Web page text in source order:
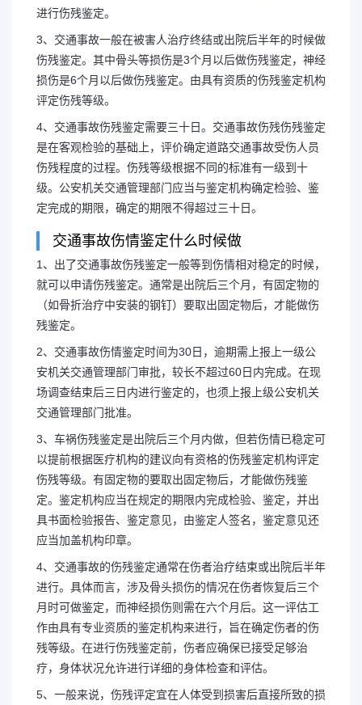
进行伤残鉴定。
3、交通事故一般在被害人治疗终结或出院后半年的时候做
伤残鉴定。其中骨头等损伤是3个月以后做伤残鉴定，神经
损伤是6个月以后做伤残鉴定。由具有资质的伤残鉴定机构
评定伤残等级。
4、交通事故伤残鉴定需要三十日。交通事故伤残伤残鉴定
是在客观检验的基础上，评价确定道路交通事故受伤人员
伤残程度的过程。伤残等级根据不同的标准有一级到十
级。公安机关交通管理部门应当与鉴定机构确定检验、鉴
定完成的期限，确定的期限不得超过三十日。
交通事故伤情鉴定什么时候做
1、出了交通事故伤残鉴定一般等到伤情相对稳定的时候，
就可以申请伤残鉴定。通常是出院后三个月，有固定物的
（如骨折治疗中安装的钢钉）要取出固定物后，才能做伤
残鉴定。
2、交通事故伤情鉴定时间为30日，逾期需上报上一级公
安机关交通管理部门审批，较长不超过60日内完成。在现
场调查结束后三日内进行鉴定的，也须上报上级公安机关
交通管理部门批准。
3、车祸伤残鉴定是出院后三个月内做，但若伤情已稳定可
以提前根据医疗机构的建议向有资格的伤残鉴定机构评定
伤残等级。有固定物的要取出固定物后，才能做伤残鉴
定。鉴定机构应当在规定的期限内完成检验、鉴定，并出
具书面检验报告、鉴定意见，由鉴定人签名，鉴定意见还
应当加盖机构印章。
4、交通事故的伤残鉴定通常在伤者治疗结束或出院后半年
进行。具体而言，涉及骨头损伤的情况在伤者恢复后三个
月时可做鉴定，而神经损伤则需在六个月后。这一评估工
作由具有专业资质的鉴定机构来进行，旨在确定伤者的伤
残等级。在进行伤残鉴定前，伤者应确保已接受足够治
疗，身体状况允许进行详细的身体检查和评估。
5、一般来说，伤残评定宜在人体受到损害后直接所致的损